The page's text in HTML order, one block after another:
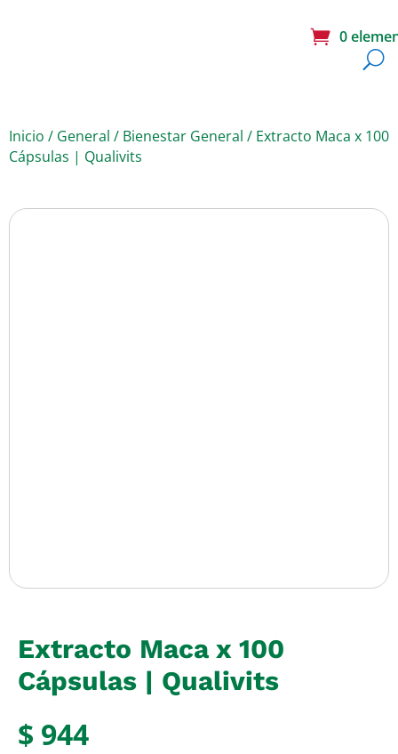
0
Inicio / General / Bienestar General / Extracto Maca x 100
Cápsulas | Qualivits
Extracto Maca x 100
Cápsulas | Qualivits
$ 944